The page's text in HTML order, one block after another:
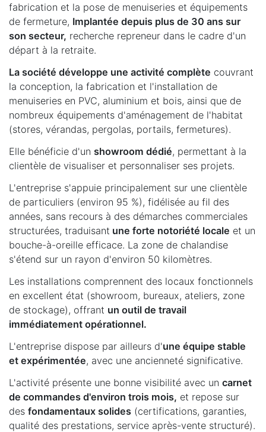
fabrication et la pose de menuiseries et équipements
de fermeture, Implantée depuis plus de 30 ans sur
son secteur, recherche repreneur dans le cadre d'un
départ à la retraite.
La société développe une activité complète couvrant
la conception, la fabrication et l'installation de
menuiseries en PVC, aluminium et bois, ainsi que de
nombreux équipements d'aménagement de l'habitat
(stores, vérandas, pergolas, portails, fermetures).
Elle bénéficie d'un showroom dédié, permettant à la
clientèle de visualiser et personnaliser ses projets.
L'entreprise s'appuie principalement sur une clientèle
de particuliers (environ 95 %), fidélisée au fil des
années, sans recours à des démarches commerciales
structurées, traduisant une forte notoriété locale et un
bouche-à-oreille efficace. La zone de chalandise
s'étend sur un rayon d'environ 50 kilomètres.
Les installations comprennent des locaux fonctionnels
en excellent état (showroom, bureaux, ateliers, zone
de stockage), offrant un outil de travail
immédiatement opérationnel.
L'entreprise dispose par ailleurs d'une équipe stable
et expérimentée, avec une ancienneté significative.
L'activité présente une bonne visibilité avec un carnet
de commandes d'environ trois mois, et repose sur
des fondamentaux solides (certifications, garanties,
qualité des prestations, service après-vente structuré).